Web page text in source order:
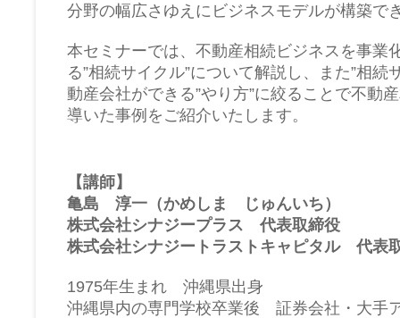
分野の幅広さゆえにビジネスモデルが構築で
本セミナーでは、不動産相続ビジネスを事業
る”相続サイクル”について解説し、また”相続
動産会社ができる”やり方”に絞ることで不動
導いた事例をご紹介いたします。
【講師】
亀島 淳一（かめしま じゅんいち）
株式会社シナジープラス 代表取締役
株式会社シナジートラストキャピタル 代表
1975年生まれ 沖縄県出身
沖縄県内の専門学校卒業後 証券会社・大手